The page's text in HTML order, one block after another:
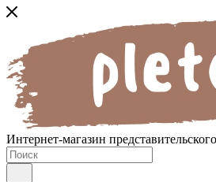
Интернет-магазин